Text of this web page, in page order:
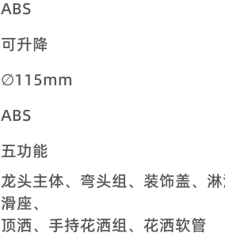
ABS
可升降
∅115mm
ABS
五功能
龙头主体、弯头组、装饰盖、
滑座、
顶洒、手持花洒组、花洒软管